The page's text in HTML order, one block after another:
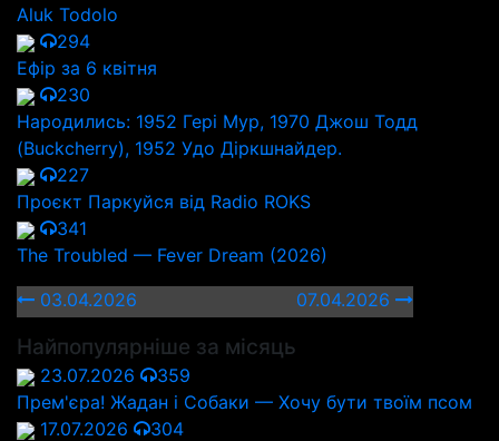
Aluk Todolo
294
Ефір за 6 квітня
230
Народились: 1952 Гері Мур, 1970 Джош Тодд
(Buckcherry), 1952 Удо Діркшнайдер.
227
Проєкт Паркуйся від Radio ROKS
341
The Troubled — Fever Dream (2026)
03.04.2026
07.04.2026
Найпопулярніше за місяць
23.07.2026
359
Прем'єра! Жадан і Собаки — Хочу бути твоїм псом
17.07.2026
304